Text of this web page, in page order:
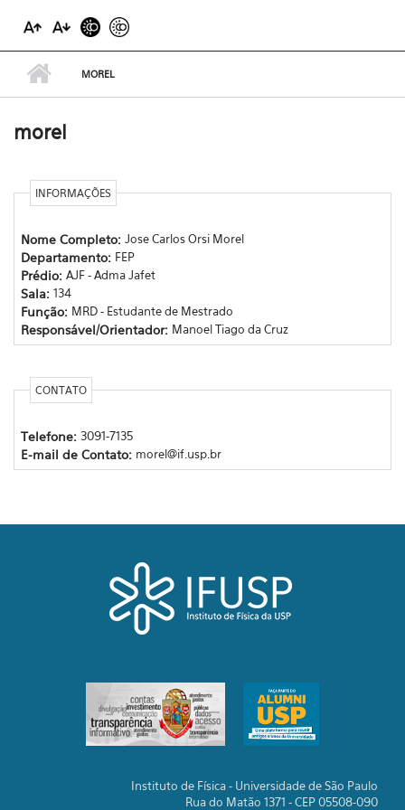
MOREL
morel
INFORMAÇÕES
Nome Completo: Jose Carlos Orsi Morel
Departamento: FEP
Prédio: AJF - Adma Jafet
Sala: 134
Função: MRD - Estudante de Mestrado
Responsável/Orientador: Manoel Tiago da Cruz
CONTATO
Telefone: 3091-7135
E-mail de Contato: morel@if.usp.br
Instituto de Física - Universidade de São Paulo
Rua do Matão 1371 - CEP 05508-090